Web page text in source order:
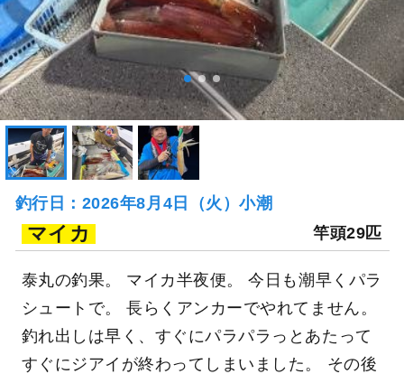
釣行日：2026年8月4日（火）小潮
マイカ 竿頭29匹
泰丸の釣果。 マイカ半夜便。 今日も潮早くパラ
シュートで。 長らくアンカーでやれてません。
釣れ出しは早く、すぐにパラパラっとあたって
すぐにジアイが終わってしまいました。 その後